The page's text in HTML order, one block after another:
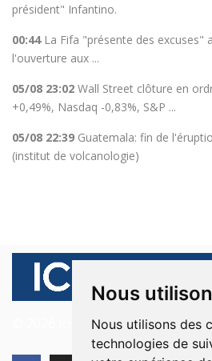
Nous
Nous utilisons des
technologies de
président" Infantino.
00:44 La Fifa "présente des excuses"
l'ouverture aux ...
05/08 23:02 Wall Street clôture en
+0,49%, Nasdaq -0,83%, S&P ...
05/08 22:39 Guatemala: fin de
(institut de volcanologie)
© 2026 Ici Beyrouth. Tous les